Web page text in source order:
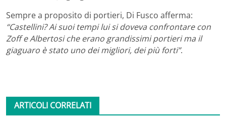
Sempre a proposito di portieri, Di Fusco afferma:
“Castellini? Ai suoi tempi lui si doveva confrontare con
Zoff e Albertosi che erano grandissimi portieri ma il
giaguaro è stato uno dei migliori, dei più forti”.
ARTICOLI CORRELATI